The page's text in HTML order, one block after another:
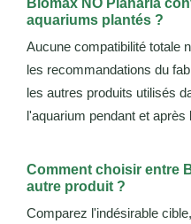
aquariums plantés ?
Aucune compatibilité totale
les recommandations du
les autres produits utilisés
l'aquarium pendant et après
Comment choisir entre
autre produit ?
Comparez l'indésirable